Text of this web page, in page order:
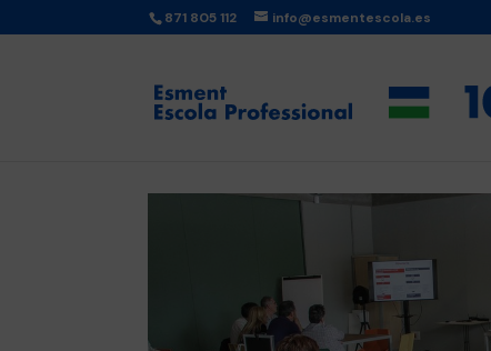
871 805 112 info@esmentescola.es